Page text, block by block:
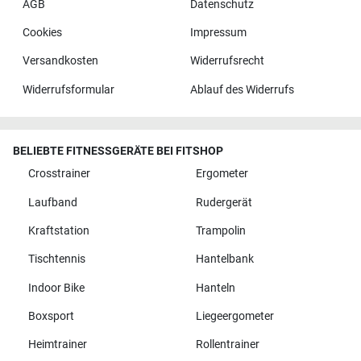
AGB Datenschutz
Cookies Impressum
Versandkosten Widerrufsrecht
Widerrufsformular Ablauf des Widerrufs
BELIEBTE FITNESSGERÄTE BEI FITSHOP
Crosstrainer
Ergometer
Laufband Rudergerät
Kraftstation Trampolin
Tischtennis Hantelbank
Indoor Bike Hanteln
Boxsport Liegeergometer
Heimtrainer Rollentrainer